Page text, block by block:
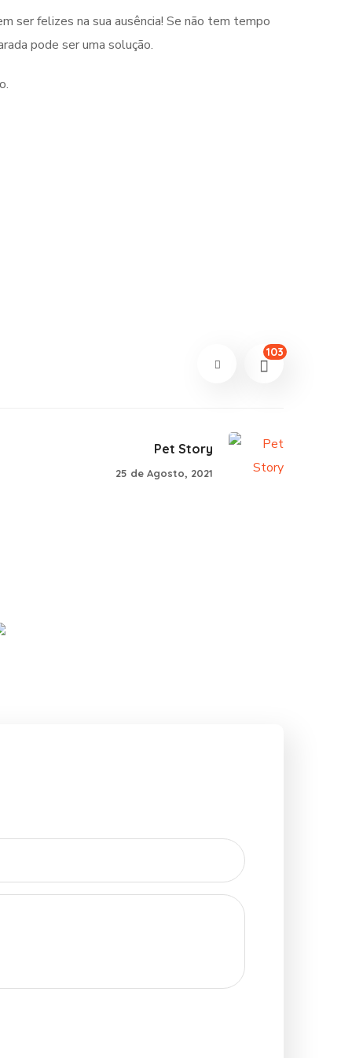
ser felizes na sua ausência! Se não tem tempo
pode ser uma solução.
103
Pet Story
25 de Agosto, 2021